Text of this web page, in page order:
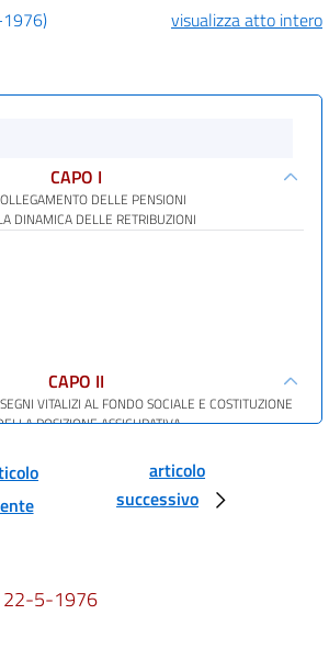
visualizza atto intero
CAPO I
DELLE PENSIONI
DINAMICA DELLE RETRIBUZIONI
CAPO II
VITALIZI AL FONDO SOCIALE E COSTITUZIONE
POSIZIONE ASSICURATIVA.
PEREQUATIVO O DI INDENNITÀ ANALOGHE.
articolo
successivo
22-5-1976